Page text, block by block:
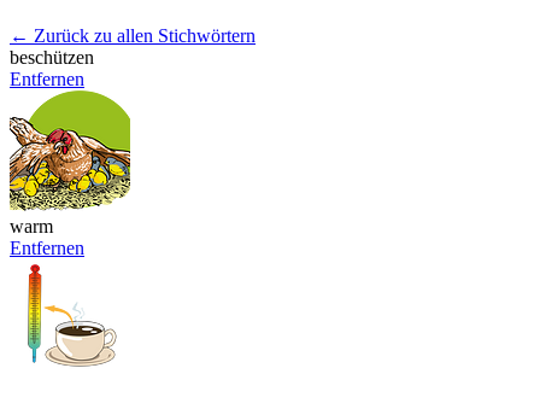
← Zurück zu allen Stichwörtern
beschützen
Entfernen
warm
Entfernen